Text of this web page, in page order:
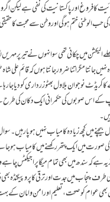
کا فروغ اور پاکستانیت کی نفی ہے لیکن
ختم ہو گی اوروطن سے محبت کا حقیقی
میں چکانی تھی سو انہوں نے تیر پر
جانتا مگر اتنا ضرور جانتا ہوں کہ قائم
کریڈٹ نوجوان بلاول بھٹو زرداری کو دیا
کے اس صوبوں کی حکمرانی ایک دکان کی
بیچنے میں کچھ زیادہ کامیاب نہیں ہوپا
میں ایک پتھر رکھنے میں کامیاب
ہے کہ سندھ میں بھی تمام میگا پراجیکٹس
پنجاب میں جدت اور ترقی کا پروپیگنڈہ
بھی عوام کو صحت ، تعلیم اور امن و